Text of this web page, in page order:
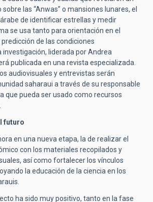
las “Anwas” o mansiones lunares, el
de identificar estrellas y medir
se usa tanto para orientación en el
de las condiciones
liderada por Andrea
publicada en una revista especializada.
audiovisuales y entrevistas serán
saharaui a través de su responsable
que pueda ser usado como recursos
futuro
en una nueva etapa, la de realizar el
con los materiales recopilados y
así como fortalecer los vínculos
la educación de la ciencia en los
ha sido muy positivo, tanto en la fase